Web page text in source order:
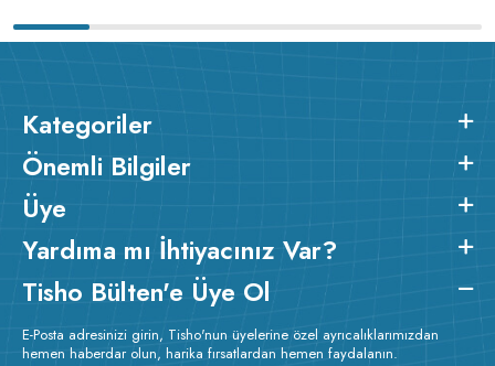
Kategoriler
Önemli Bilgiler
Üye
Yardıma mı İhtiyacınız Var?
Tisho Bülten'e Üye Ol
E-Posta adresinizi girin, Tisho'nun üyelerine özel ayrıcalıklarımızdan
hemen haberdar olun, harika fırsatlardan hemen faydalanın.